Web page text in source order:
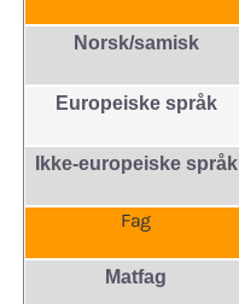
Norsk/samisk
Europeiske språk
Ikke-europeiske språk
Fag
Matfag